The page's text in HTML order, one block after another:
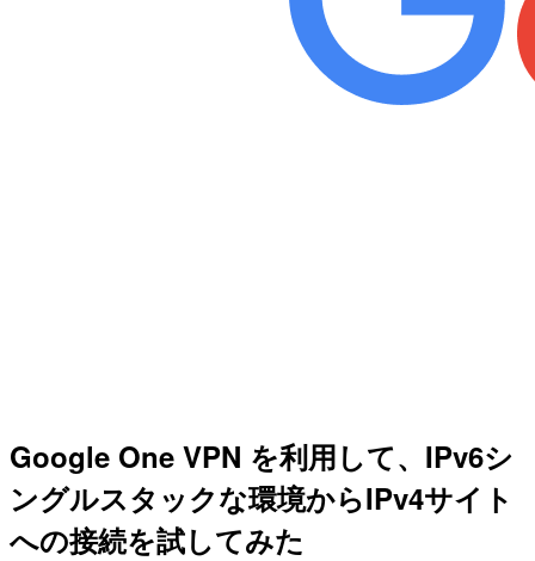
Google One VPN を利用して、IPv6シ
ングルスタックな環境からIPv4サイト
への接続を試してみた